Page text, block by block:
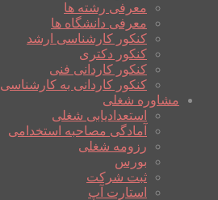
معرفی رشته ها
معرفی دانشگاه ها
کنکور کارشناسی ارشد
کنکور دکتری
کنکور کاردانی فنی
کنکور کاردانی به کارشناسی
مشاوره شغلی
استعدادیابی شغلی
آمادگی مصاحبه استخدامی
رزومه شغلی
بورس
ثبت شرکت
استارت آپ